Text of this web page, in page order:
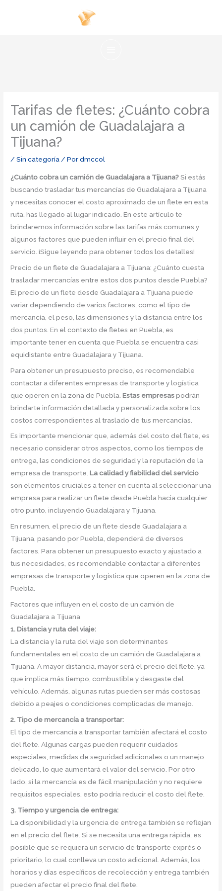
Tarifas de fletes: ¿Cuánto cobra
un camión de Guadalajara a
Tijuana?
/Sin categoría/ Pordmccol
¿Cuánto cobra un camión de Guadalajara a Tijuana?Si estás
buscando trasladar tus mercancías de Guadalajara a Tijuana
y necesitas conocer el costo aproximado de un flete en esta
ruta, has llegado al lugar indicado. En este artículo te
brindaremos información sobre las tarifas más comunes y
algunos factores que pueden influir en el precio final del
servicio. ¡Sigue leyendo para obtener todos los detalles!
Precio de un flete de Guadalajara a Tijuana: ¿Cuánto cuesta
trasladar mercancías entre estos dos puntos desde Puebla?
El precio de un flete desde Guadalajara a Tijuana puede
variar dependiendo de varios factores, como el tipo de
mercancía, el peso, las dimensiones y la distancia entre los
dos puntos. En el contexto de fletes en Puebla, es
importante tener en cuenta que Puebla se encuentra casi
equidistante entre Guadalajara y Tijuana.
Para obtener un presupuesto preciso, es recomendable
contactar a diferentes empresas de transporte y logística
que operen en la zona de Puebla.Estas empresaspodrán
brindarte información detallada y personalizada sobre los
costos correspondientes al traslado de tus mercancías.
Es importante mencionar que, además del costo del flete, es
necesario considerar otros aspectos, como los tiempos de
entrega, las condiciones de seguridad y la reputación de la
empresa de transporte.La calidad y fiabilidad del servicio
son elementos cruciales a tener en cuenta al seleccionar una
empresa para realizar un flete desde Puebla hacia cualquier
otro punto, incluyendo Guadalajara y Tijuana.
En resumen, el precio de un flete desde Guadalajara a
Tijuana, pasando por Puebla, dependerá de diversos
factores. Para obtener un presupuesto exacto y ajustado a
tus necesidades, es recomendable contactar a diferentes
empresas de transporte y logística que operen en la zona de
Puebla.
Factores que influyen en el costo de un camión de
Guadalajara a Tijuana
1. Distancia y ruta del viaje:
La distancia y la ruta del viaje son determinantes
fundamentales en el costo de un camión de Guadalajara a
Tijuana. A mayor distancia, mayor será el precio del flete, ya
que implica más tiempo, combustible y desgaste del
vehículo. Además, algunas rutas pueden ser más costosas
debido a peajes o condiciones complicadas de manejo.
2. Tipo de mercancía a transportar:
El tipo de mercancía a transportar también afectará el costo
del flete. Algunas cargas pueden requerir cuidados
especiales, medidas de seguridad adicionales o un manejo
delicado, lo que aumentará el valor del servicio. Por otro
lado, si la mercancía es de fácil manipulación y no requiere
requisitos especiales, esto podría reducir el costo del flete.
3. Tiempo y urgencia de entrega:
La disponibilidad y la urgencia de entrega también se reflejan
en el precio del flete. Si se necesita una entrega rápida, es
posible que se requiera un servicio de transporte exprés o
prioritario, lo cual conlleva un costo adicional. Además, los
horarios y días específicos de recolección y entrega también
pueden afectar el precio final del flete.